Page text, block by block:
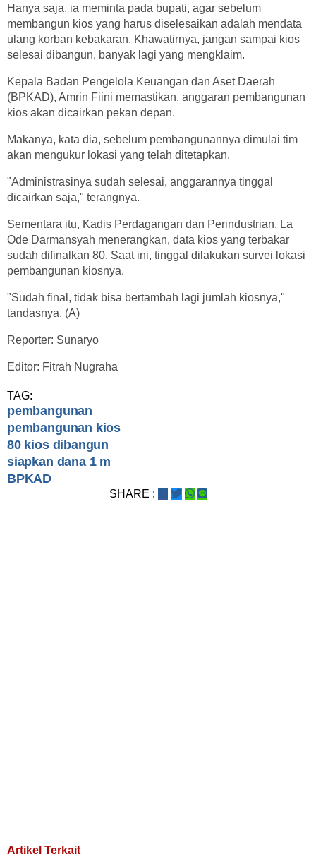
Hanya saja, ia meminta pada bupati, agar sebelum
membangun kios yang harus diselesaikan adalah mendata
ulang korban kebakaran. Khawatirnya, jangan sampai kios
selesai dibangun, banyak lagi yang mengklaim.
Kepala Badan Pengelola Keuangan dan Aset Daerah
(BPKAD), Amrin Fiini memastikan, anggaran pembangunan
kios akan dicairkan pekan depan.
Makanya, kata dia, sebelum pembangunannya dimulai tim
akan mengukur lokasi yang telah ditetapkan.
"Administrasinya sudah selesai, anggarannya tinggal
dicairkan saja," terangnya.
Sementara itu, Kadis Perdagangan dan Perindustrian, La
Ode Darmansyah menerangkan, data kios yang terbakar
sudah difinalkan 80. Saat ini, tinggal dilakukan survei lokasi
pembangunan kiosnya.
"Sudah final, tidak bisa bertambah lagi jumlah kiosnya,"
tandasnya. (A)
Reporter: Sunaryo
Editor: Fitrah Nugraha
TAG:
pembangunan
pembangunan kios
80 kios dibangun
siapkan dana 1 m
BPKAD
SHARE :
Artikel Terkait